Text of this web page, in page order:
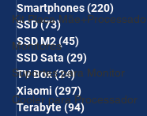
Kit Placa
Monitores
Suportes para Monitor
Cooler para Processador
Smartphones(220)
SSD(73)73 posts
SSD M2(45)
SSD Sata (29)
TV Box(24)24 posts
Xiaomi (297)
Terabyte(94)94 posts